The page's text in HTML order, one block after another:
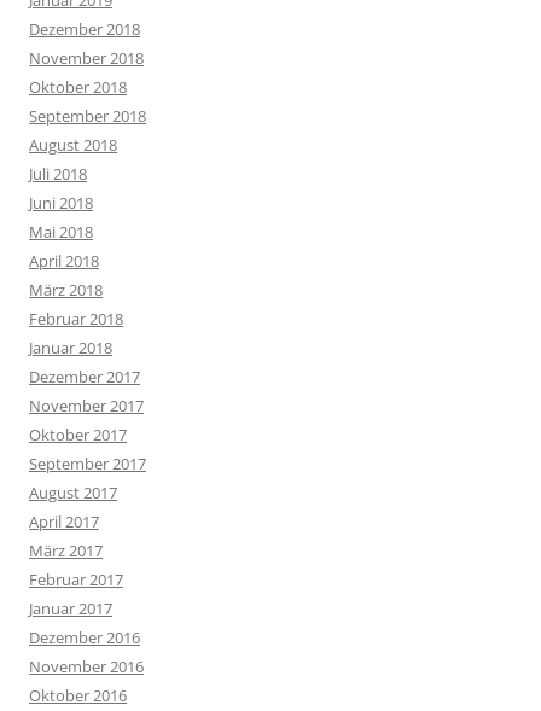
Dezember 2018
November 2018
Oktober 2018
September 2018
August 2018
Juli 2018
Juni 2018
Mai 2018
April 2018
März 2018
Februar 2018
Januar 2018
Dezember 2017
November 2017
Oktober 2017
September 2017
August 2017
April 2017
März 2017
Februar 2017
Januar 2017
Dezember 2016
November 2016
Oktober 2016